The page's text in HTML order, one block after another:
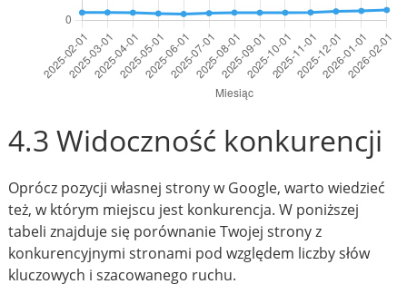
4.3 Widoczność konkurencji
Oprócz pozycji własnej strony w Google, warto wiedzieć
też, w którym miejscu jest konkurencja. W poniższej
tabeli znajduje się porównanie Twojej strony z
konkurencyjnymi stronami pod względem liczby słów
kluczowych i szacowanego ruchu.